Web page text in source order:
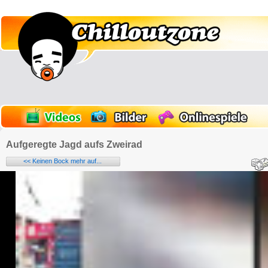
Aufgeregte Jagd aufs Zweirad
<< Keinen Bock mehr auf...